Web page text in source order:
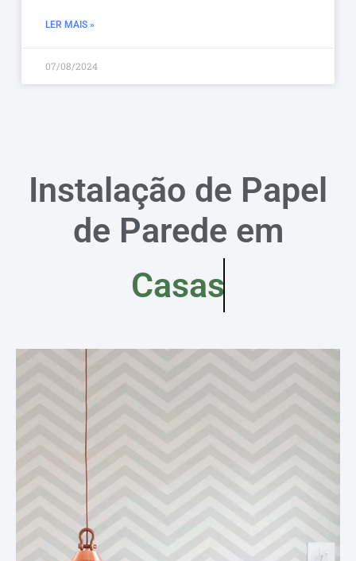
LER MAIS »
07/08/2024
Instalação de Papel
de Parede em
Casas